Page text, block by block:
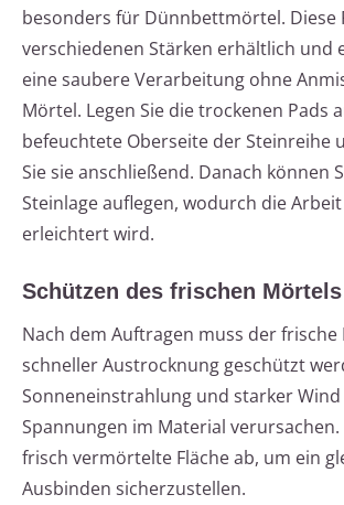
besonders für Dünnbettmörtel. Diese
verschiedenen Stärken erhältlich und
eine saubere Verarbeitung ohne
Mörtel. Legen Sie die trockenen Pads
befeuchtete Oberseite der Steinreihe
Sie sie anschließend. Danach können
Steinlage auflegen, wodurch die
erleichtert wird.
Schützen des frischen Mörtels
Nach dem Auftragen muss der
schneller Austrocknung geschützt
Sonneneinstrahlung und starker
Spannungen im Material verursachen.
frisch vermörtelte Fläche ab, um ein
Ausbinden sicherzustellen.